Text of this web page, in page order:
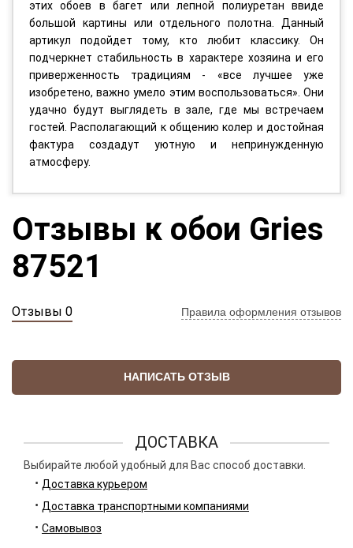
этих обоев в багет или лепной полиуретан ввиде
большой картины или отдельного полотна. Данный
артикул подойдет тому, кто любит классику. Он
подчеркнет стабильность в характере хозяина и его
приверженность традициям - «все лучшее уже
изобретено, важно умело этим воспользоваться». Они
удачно будут выглядеть в зале, где мы встречаем
гостей. Располагающий к общению колер и достойная
фактура создадут уютную и непринужденную
атмосферу.
Отзывы к обои Gries
87521
Отзывы 0 Правила оформления отзывов
НАПИСАТЬ ОТЗЫВ
ДОСТАВКА
Выбирайте любой удобный для Вас способ доставки.
Доставка курьером
Доставка транспортными компаниями
Самовывоз